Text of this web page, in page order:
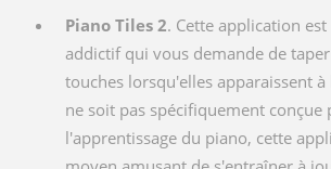
Piano Tiles 2. Cette application
addictif qui vous demande de
touches lorsqu'elles apparaissent
ne soit pas spécifiquement conçue
l'apprentissage du piano, cette